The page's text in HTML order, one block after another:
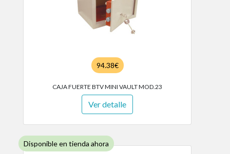
94.38€
CAJA FUERTE BTV MINI VAULT MOD.23
Ver detalle
Disponible en tienda ahora